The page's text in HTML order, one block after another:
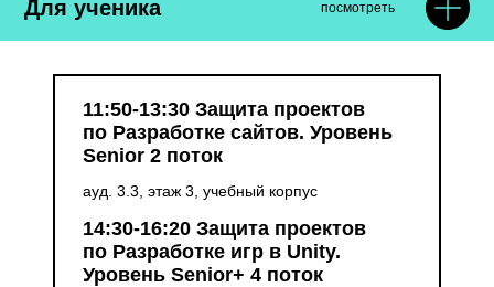
Для ученика посмотреть
14:30-16:20 Защита проектов
по Разработке игр в Unity.
Уровень Senior+ 4 поток
11:50-13:30 Защита проектов
по Разработке сайтов. Уровень
Senior 2 поток
ауд. 3.3, этаж 3, учебный корпус